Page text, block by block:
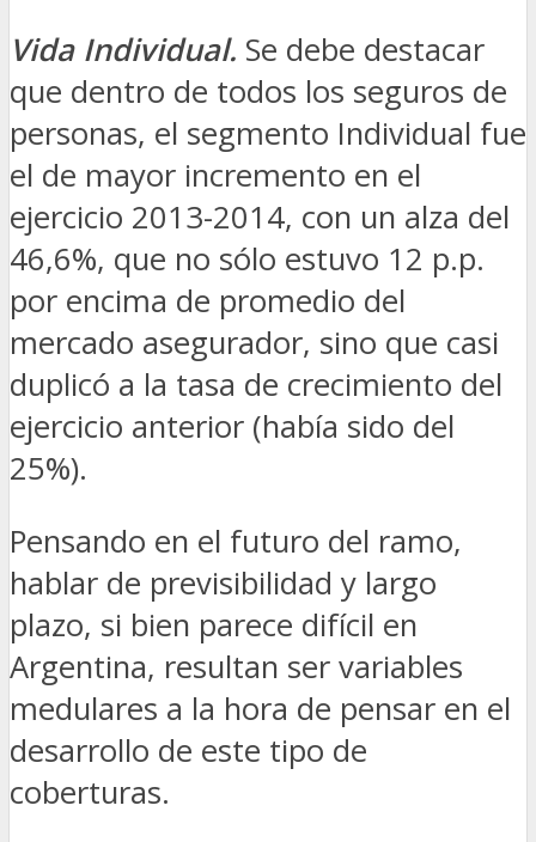
Vida Individual. Se debe destacar
que dentro de todos los seguros de
personas, el segmento Individual fue
el de mayor incremento en el
ejercicio 2013-2014, con un alza del
46,6%, que no sólo estuvo 12 p.p.
por encima de promedio del
mercado asegurador, sino que casi
duplicó a la tasa de crecimiento del
ejercicio anterior (había sido del
25%).
Pensando en el futuro del ramo,
hablar de previsibilidad y largo
plazo, si bien parece difícil en
Argentina, resultan ser variables
medulares a la hora de pensar en el
desarrollo de este tipo de
coberturas.